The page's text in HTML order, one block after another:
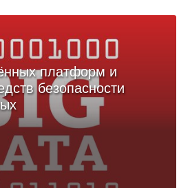
платформ и
безопасности